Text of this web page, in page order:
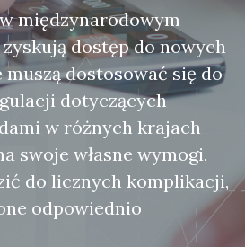
międzynarodowym
dostęp do nowych
dostosować się do
dotyczących
w różnych krajach
swoje własne wymogi,
do licznych komplikacji,
odpowiednio